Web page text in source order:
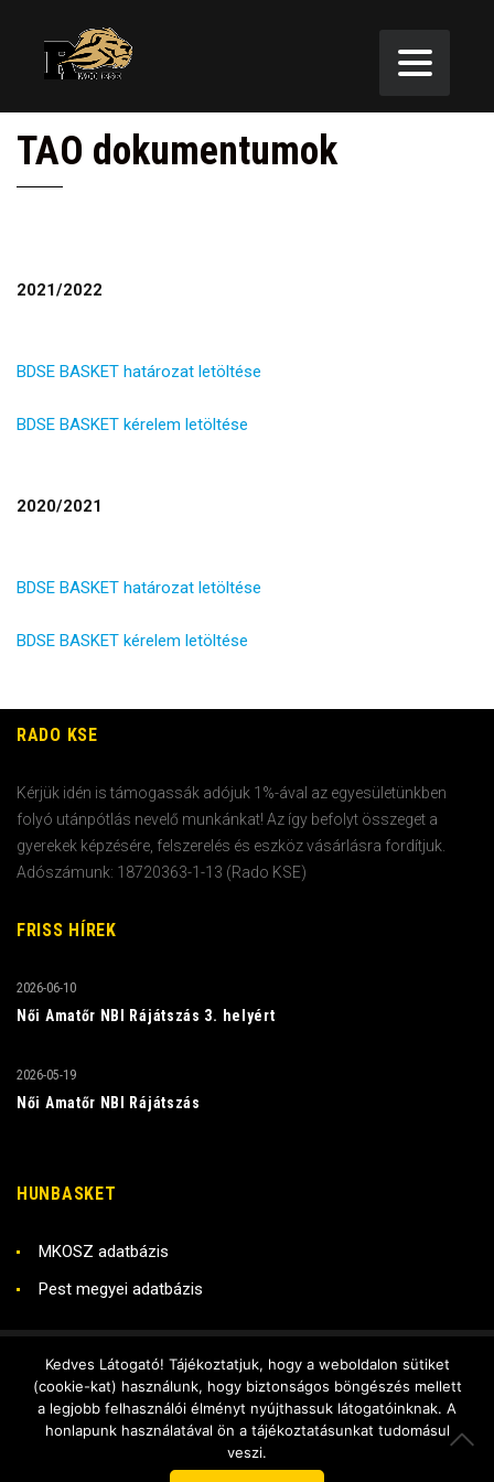
TAO dokumentumok
2021/2022
BDSE BASKET határozat letöltése
BDSE BASKET kérelem letöltése
2020/2021
BDSE BASKET határozat letöltése
BDSE BASKET kérelem letöltése
RADO KSE
Kérjük idén is támogassák adójuk 1%-ával az egyesületünkben
folyó utánpótlás nevelő munkánkat! Az így befolyt összeget a
gyerekek képzésére, felszerelés és eszköz vásárlásra fordítjuk.
Adószámunk: 18720363-1-13 (Rado KSE)
FRISS HÍREK
Női Amatőr NBI Rájátszás 3. helyért
2026-06-10
Női Amatőr NBI Rájátszás
2026-05-19
HUNBASKET
MKOSZ adatbázis
Pest megyei adatbázis
Copyright © 2018 RADO KSE
Készítette - DX Stúdió
KÖVESS BE MINKET ITT IS:
Kedves Látogató! Tájékoztatjuk, hogy a weboldalon sütiket
(cookie-kat) használunk, hogy biztonságos böngészés mellett
a legjobb felhasználói élményt nyújthassuk látogatóinknak. A
honlapunk használatával ön a tájékoztatásunkat tudomásul
veszi.